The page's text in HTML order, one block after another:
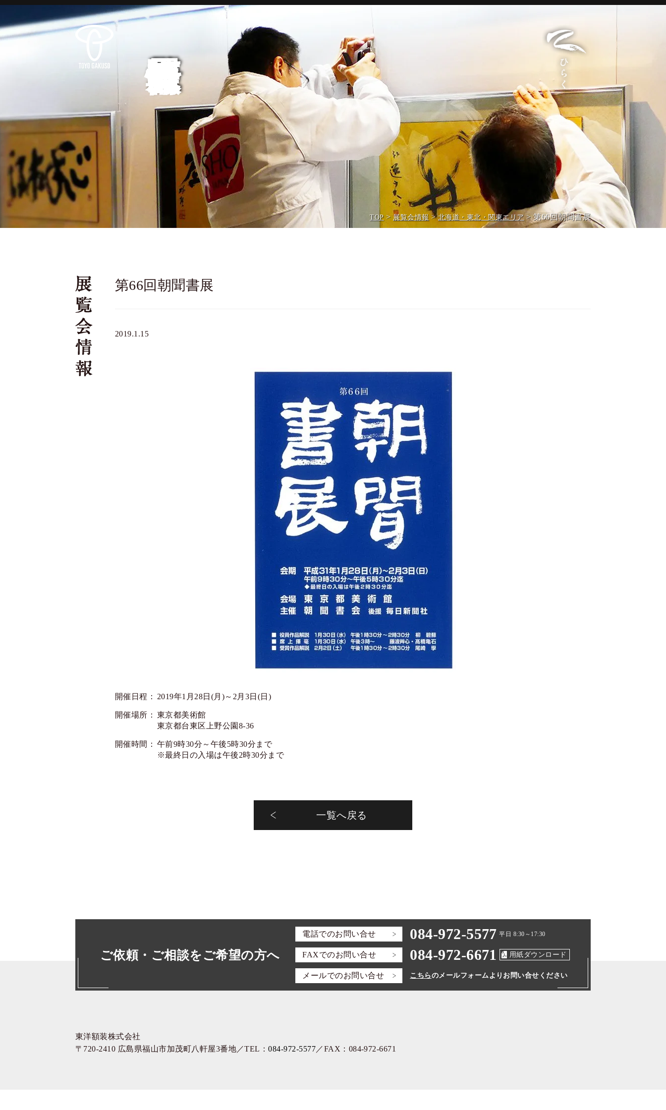
TOP>展覧会情報 >北海道・東北・関東エリア > 第66回朝聞書展
第66回朝聞書展
2019.1.15
開催日程： 2019年1月28日(月)～2月3日(日)
開催場所： 東京都美術館
東京都台東区上野公園8-36
開催時間： 午前9時30分～午後5時30分まで
※最終日の入場は午後2時30分まで
一覧へ戻る
ご依頼・ご相談をご希望の方へ
電話でのお問い合せ 084-972-5577 平日 8:30～17:30
FAXでのお問い合せ 084-972-6671 用紙ダウンロード
メールでのお問い合せ こちらのメールフォームより お問い合せください
東洋額装株式会社
〒720-2410 広島県福山市加茂町八軒屋3番地 ／TEL：084-972-5577 ／FAX：084-972-6671